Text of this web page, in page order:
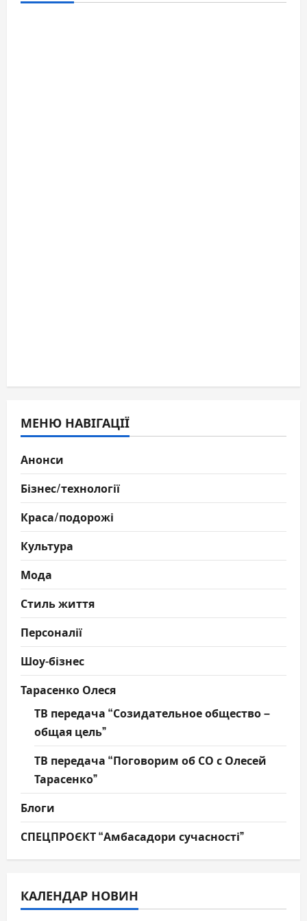
МЕНЮ НАВІГАЦІЇ
Анонси
Бізнес/технології
Краса/подорожі
Культура
Мода
Стиль життя
Персоналії
Шоу-бізнес
Тарасенко Олеся
ТВ передача “Созидательное общество –
общая цель”
ТВ передача “Поговорим об СО с Олесей
Тарасенко”
Блоги
СПЕЦПРОЄКТ “Амбасадори сучасності”
КАЛЕНДАР НОВИН